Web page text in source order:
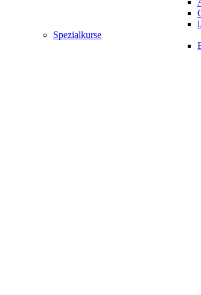
Spezialkurse